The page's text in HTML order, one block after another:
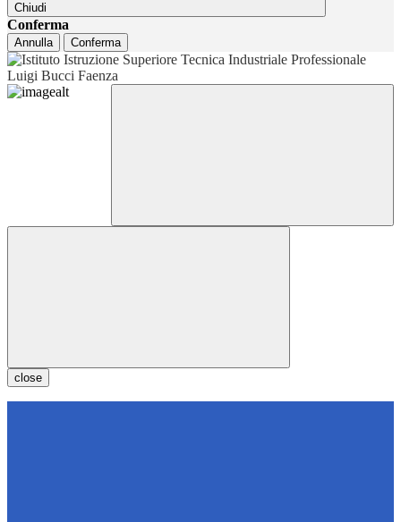
Chiudi
Conferma
Annulla Conferma
close